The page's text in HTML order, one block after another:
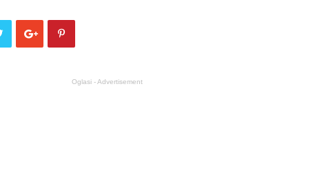
Oglasi - Advertisement